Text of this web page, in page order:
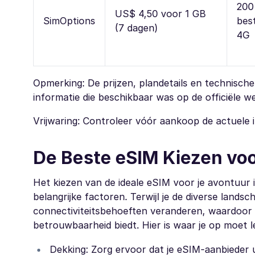
SimOptions
US$ 4,50 voor 1 GB
(7 dagen)
4G
Opmerking: De prijzen, plandetails en
informatie die beschikbaar was op de officiële
Vrijwaring: Controleer vóór aankoop de
De Beste eSIM Kiezen
Het kiezen van de ideale eSIM voor je
belangrijke factoren. Terwijl je de diverse
connectiviteitsbehoeften veranderen,
betrouwbaarheid biedt. Hier is waar je op moet
Dekking: Zorg ervoor dat je eSIM-